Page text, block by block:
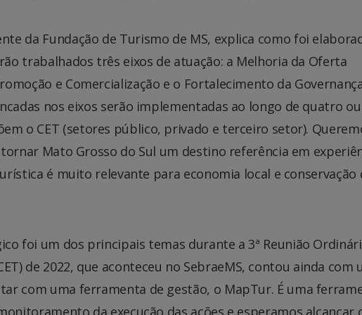
da Fundação de Turismo de MS, explica como foi
trabalhados três eixos de atuação: a Melhoria da Oferta
e Comercialização e o Fortalecimento da
nos eixos serão implementadas ao longo de quatro
o CET (setores público, privado e terceiro setor).
Mato Grosso do Sul um destino referência em
é muito relevante para economia local e conservação
foi um dos principais temas durante a 3ª Reunião
de 2022, que aconteceu no SebraeMS, contou ainda com
com uma ferramenta de gestão, o MapTur. É uma
da execução das ações e esperamos alcançar